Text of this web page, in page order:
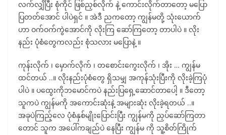
လက်လျှိပြီး စုံကိုင် ဖြစ်ညှစ်လိုက် နဲ့ ကောင်းလိုက်တာတော့ မပြော
ပြတတ်အောင် ပါပဲရှင် ။ အဲဒီ ညကတော့ ကျွန်မတို့ သုံးယောက်
ဟာ ဝက်ဝက်ကွဲအောင်ကို လိုးကြ ဆော်ကြတော့ တာပါပဲ ။ လိုး
နည်း ပုံစံတွေကလည်း စုံသလား မပြောနဲ့ ။
ကုန်းလိုက် ၊ မှောက်လိုက် ၊ တစောင်းကွေးလိုက် ၊ အိုး … ကျွန်မ
ထင်တယ် ..။ လိုးနည်းပုံစံတွေ ရှိသမျှ အကုန်သုံးပြီးကို လိုးခဲ့ကြပုံ
ပါပဲ ။ ပထွေးကိုဘမောင်ကပဲ နည်းပြရှေ့ဆောင်တာပေါ့ ။ ဒီတော့
သူကပဲ ကျွန်မကို အကောင်းဆုံးနဲ့ အများဆုံး လိုးခဲ့ရတယ် ..။
အခုပဲကြည့်လေ ပုံစံနှစ်မျိုးပြောင်းပြီး ကျွန်မကို ညှပ်ဆော်ကြတာ
တောင် သူက အပေါ်ကချည်ပဲ နေပြီး ကျွန်မ ကို သူ့စိတ်ကြိုက်